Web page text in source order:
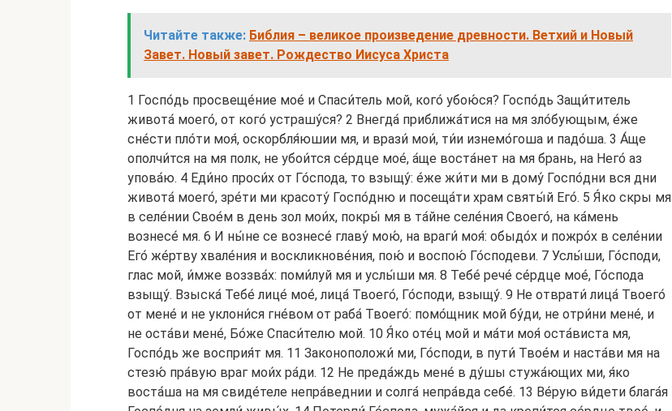
Читайте также: Библия – великое произведение древности. Ветхий и Новый
Завет. Новый завет. Рождество Иисуса Христа
1 Госпо́дь просвеще́ние мое́ и Спаси́тель мой, кого́ убою́ся? Госпо́дь Защи́титель
живота́ моего́, от кого́ устрашу́ся? 2 Внегда́ приближа́тися на мя зло́бующым, е́же
сне́сти пло́ти моя́, оскорбля́юшии мя, и врази́ мои́, ти́и изнемо́гоша и падо́ша. 3 А́ще
ополчи́тся на мя полк, не убои́тся се́рдце мое́, а́ще воста́нет на мя брань, на Него́ аз
упова́ю. 4 Еди́но проси́х от Го́спода, то взыщу́: е́же жи́ти ми в дому́ Госпо́дни вся дни
живота́ моего́, зре́ти ми красоту́ Госпо́дню и посеща́ти храм святы́й Его́. 5 Я́ко скры мя
в селе́нии Свое́м в день зол мои́х, покры́ мя в та́йне селе́ния Своего́, на ка́мень
вознесе́ мя. 6 И ны́не се вознесе́ главу́ мою́, на враги́ моя́: обыдо́х и пожро́х в селе́нии
Его́ же́ртву хвале́ния и воскликнове́ния, пою́ и воспою́ Го́сподеви. 7 Услы́ши, Го́споди,
глас мой, и́мже воззва́х: поми́луй мя и услы́ши мя. 8 Тебе́ рече́ се́рдце мое́, Го́спода
взыщу́. Взыска́ Тебе́ лице́ мое́, лица́ Твоего́, Го́споди, взыщу́. 9 Не отврати́ лица́ Твоего́
от мене́ и не уклони́ся гне́вом от раба́ Твоего́: помо́щник мой бу́ди, не отри́ни мене́, и
не оста́ви мене́, Бо́же Спаси́телю мой. 10 Я́ко оте́ц мой и ма́ти моя́ оста́виста мя,
Госпо́дь же восприя́т мя. 11 Законоположи́ ми, Го́споди, в пути́ Твое́м и наста́ви мя на
стезю́ пра́вую враг мои́х ра́ди. 12 Не преда́ждь мене́ в ду́шы стужа́ющих ми, я́ко
воста́ша на мя свиде́теле непра́веднии и солга́ непра́вда себе́. 13 Ве́рую ви́дети блага́я